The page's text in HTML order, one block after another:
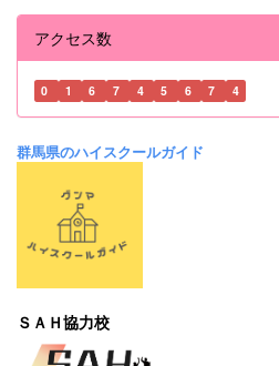
アクセス数
0 1 6 7 4 5 6 7 4
群馬県のハイスクールガイド
ＳＡＨ協力校